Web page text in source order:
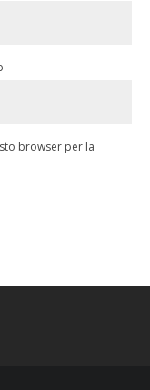
browser per la